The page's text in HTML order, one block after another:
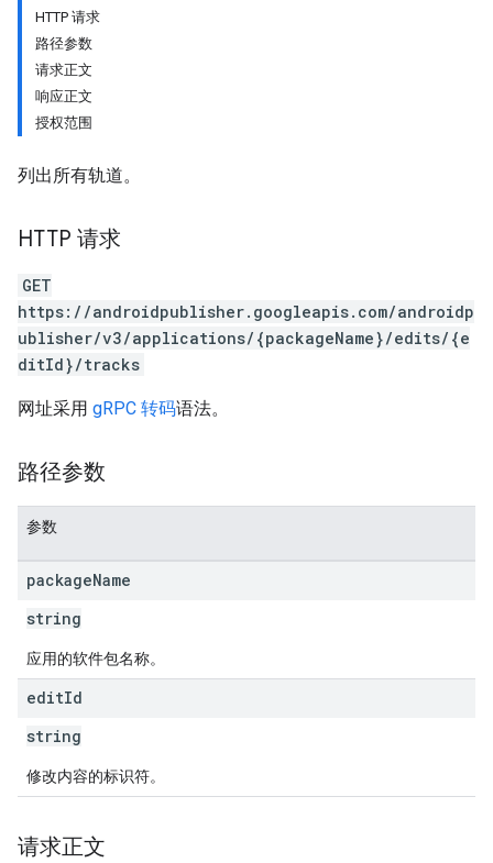
HTTP 请求
路径参数
请求正文
响应正文
授权范围
列出所有轨道。
HTTP 请求
GET
https://androidpublisher.googleapis.com/androidp
ublisher/v3/applications/{packageName}/edits/{e
ditId}/tracks
网址采用 gRPC 转码语法。
路径参数
参数
packageName
string
应用的软件包名称。
editId
string
修改内容的标识符。
请求正文